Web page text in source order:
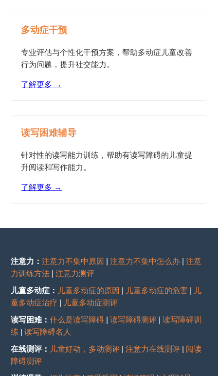
多动症干预
专业评估与个性化干预方案，帮助多动症儿童改善
行为问题，提升社交能力。
了解更多 →
读写困难辅导
针对性的读写能力训练，帮助有读写障碍的儿童提
升阅读和写作能力。
了解更多 →
注意力：注意力不集中原因 |注意力不集中怎么办 |注意
力训练方法 |注意力测评
儿童多动症： 儿童多动症的原因 儿童多动症的危害
儿
童多动症治疗
儿童多动症测评
读写困难：什么是读写障碍 |读写障碍测评 |读写障碍训
练 |读写障碍名人
在线测评： 儿童好动，多动测评 |注意力在线测评
阅读
障碍测评